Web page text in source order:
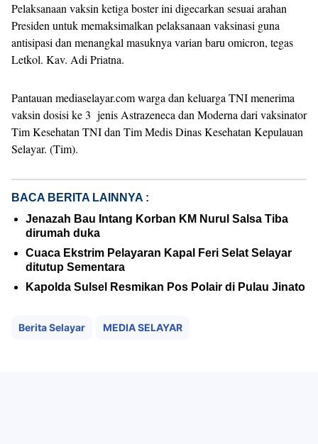
Pelaksanaan vaksin ketiga boster ini digecarkan sesuai arahan
Presiden untuk memaksimalkan pelaksanaan vaksinasi guna
antisipasi dan menangkal masuknya varian baru omicron, tegas
Letkol. Kav. Adi Priatna.
Pantauan mediaselayar.com warga dan keluarga TNI menerima
vaksin dosisi ke 3 jenis Astrazeneca dan Moderna dari vaksinator
Tim Kesehatan TNI dan Tim Medis Dinas Kesehatan Kepulauan
Selayar. (Tim).
BACA BERITA LAINNYA :
Jenazah Bau Intang Korban KM Nurul Salsa Tiba
dirumah duka
Cuaca Ekstrim Pelayaran Kapal Feri Selat Selayar
ditutup Sementara
Kapolda Sulsel Resmikan Pos Polair di Pulau Jinato
Berita Selayar MEDIA SELAYAR